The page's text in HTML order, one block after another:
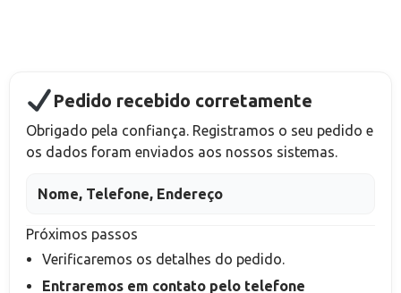
Pedido recebido corretamente
Obrigado pela confiança. Registramos o seu pedido e
os dados foram enviados aos nossos sistemas.
Nome, Telefone, Endereço
Próximos passos
Verificaremos os detalhes do pedido.
Entraremos em contato pelo telefone